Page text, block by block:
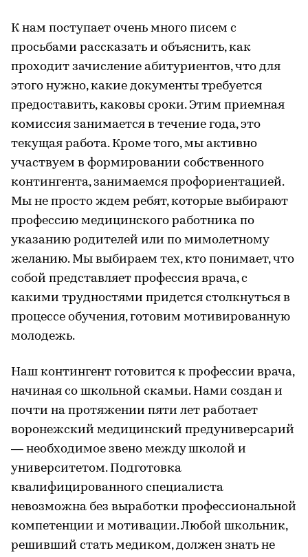
К нам поступает очень много писем с
просьбами рассказать и объяснить, как
проходит зачисление абитуриентов, что для
этого нужно, какие документы требуется
предоставить, каковы сроки. Этим приемная
комиссия занимается в течение года, это
текущая работа. Кроме того, мы активно
участвуем в формировании собственного
контингента, занимаемся профориентацией.
Мы не просто ждем ребят, которые выбирают
профессию медицинского работника по
указанию родителей или по мимолетному
желанию. Мы выбираем тех, кто понимает, что
собой представляет профессия врача, с
какими трудностями придется столкнуться в
процессе обучения, готовим мотивированную
молодежь.
Наш контингент готовится к профессии врача,
начиная со школьной скамьи. Нами создан и
почти на протяжении пяти лет работает
воронежский медицинский предуниверсарий
— необходимое звено между школой и
университетом. Подготовка
квалифицированного специалиста
невозможна без выработки профессиональной
компетенции и мотивации. Любой школьник,
решивший стать медиком, должен знать не